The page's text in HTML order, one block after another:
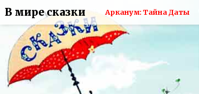
В мире сказки Арканум: Тайна Даты